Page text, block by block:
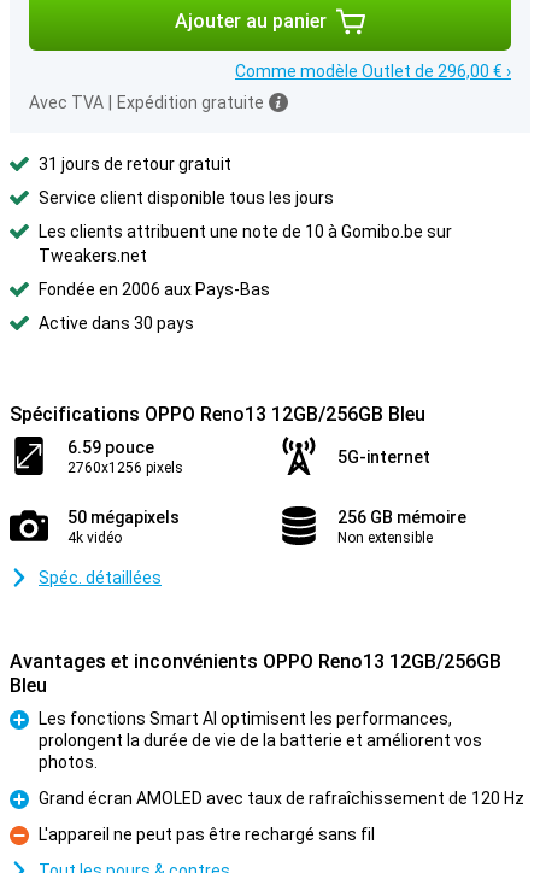
Ajouter au panier
Comme modèle Outlet de 296,00 € ›
Avec TVA
Expédition gratuite
31 jours de retour gratuit
Service client disponible tous les jours
Les clients attribuent une note de 10 à Gomibo.be sur
Tweakers.net
Fondée en 2006 aux Pays-Bas
Active dans 30 pays
Spécifications OPPO Reno13 12GB/256GB Bleu
6.59 pouce
2760x1256 pixels
5G-internet
50 mégapixels
4k vidéo
256 GB mémoire
Non extensible
Spéc. détaillées
Avantages et inconvénients OPPO Reno13 12GB/256GB
Bleu
Pour
Les fonctions Smart AI optimisent les performances,
prolongent la durée de vie de la batterie et améliorent vos
photos.
Pour
Grand écran AMOLED avec taux de rafraîchissement de 120 Hz
Contre
L'appareil ne peut pas être rechargé sans fil